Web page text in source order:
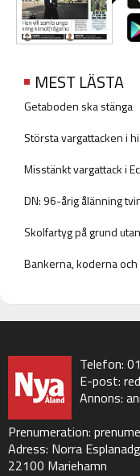
MEST LÄSTA
Getaboden ska stänga
Största vargattacken i
Misstänkt vargattack i
DN: 96-årig ålänning
Skolfartyg på grund
Bankerna, koderna
Telefon:
E-post:
Annons:
Prenumeration:
Adress: Norra
22100 Mariehamn